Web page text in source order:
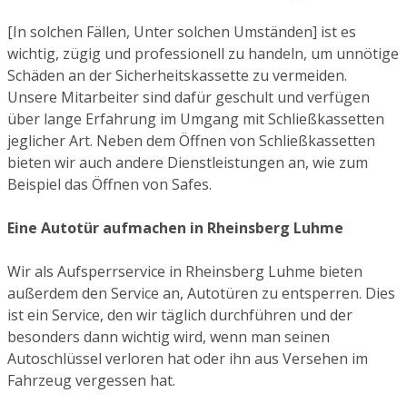
[In solchen Fällen, Unter solchen Umständen] ist es
wichtig, zügig und professionell zu handeln, um unnötige
Schäden an der Sicherheitskassette zu vermeiden.
Unsere Mitarbeiter sind dafür geschult und verfügen
über lange Erfahrung im Umgang mit Schließkassetten
jeglicher Art. Neben dem Öffnen von Schließkassetten
bieten wir auch andere Dienstleistungen an, wie zum
Beispiel das Öffnen von Safes.
Eine Autotür aufmachen in Rheinsberg Luhme
Wir als Aufsperrservice in Rheinsberg Luhme bieten
außerdem den Service an, Autotüren zu entsperren. Dies
ist ein Service, den wir täglich durchführen und der
besonders dann wichtig wird, wenn man seinen
Autoschlüssel verloren hat oder ihn aus Versehen im
Fahrzeug vergessen hat.